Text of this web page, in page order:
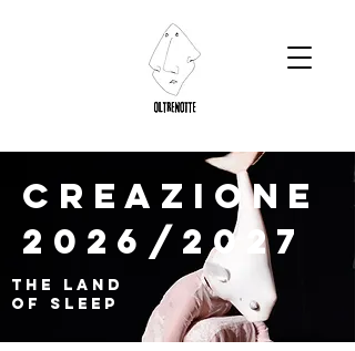
creazionE
2026/2027
THE LAND
Of SLEEP